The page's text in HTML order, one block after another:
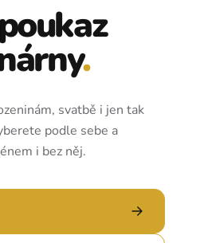
.
svatbě i jen tak
podle sebe a
i bez něj.